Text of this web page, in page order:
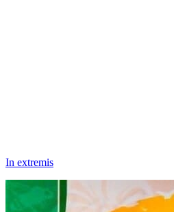
In extremis